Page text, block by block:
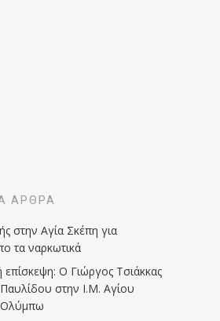
ΆΡΘΡΑ
στην Αγία Σκέπη για
τα ναρκωτικά
επίσκεψη: Ο Γιώργος Τσιάκκας
Παυλίδου στην Ι.Μ. Αγίου
Ολύμπω